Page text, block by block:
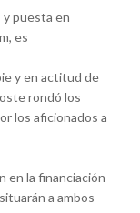
y puesta en
es
y en actitud de
rondó los
los aficionados a
en la financiación
a ambos